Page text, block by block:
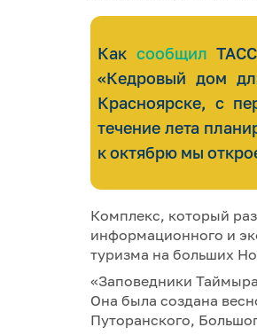
Как сообщил
«Кедровый дом
Красноярске, с
течение лета
к октябрю мы
Комплекс, который
информационного и
туризма на больших
«Заповедники
Она была создана
Путоранского,